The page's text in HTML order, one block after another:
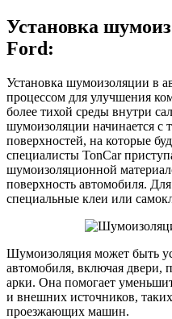
Установка
Ford:
Установка шумоизоляции в
процессом для улучшения
более тихой среды внутри
шумоизоляции начинается с
поверхностей, на которые
специалисты TonCar
шумоизоляционной
поверхность автомобиля.
специальные клеи или
Шумоизоляция может быть
автомобиля, включая двери,
арки. Она помогает
и внешних источников,
проезжающих машин.